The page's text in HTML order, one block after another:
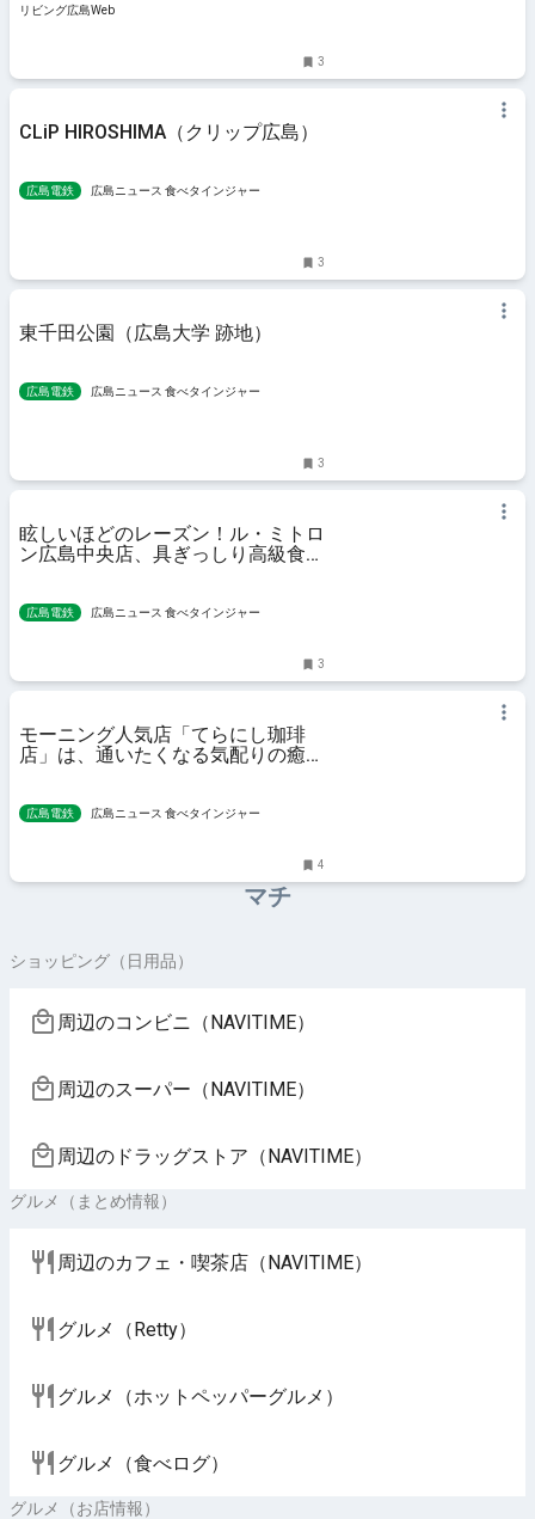
リビング広島Web
3
CLiP HIROSHIMA（クリップ広島）
広島電鉄 広島ニュース 食べタインジャー
3
東千田公園（広島大学 跡地）
広島電鉄 広島ニュース 食べタインジャー
3
眩しいほどのレーズン！ル・ミトロ
ン広島中央店、具ぎっしり高級食パ
広島電鉄 広島ニュース 食べタインジャー
3
モーニング人気店「てらにし珈琲
店」は、通いたくなる気配りの癒し
広島電鉄 広島ニュース 食べタインジャー
4
マチ
ショッピング（日用品）
周辺のコンビニ（NAVITIME）
周辺のスーパー（NAVITIME）
周辺のドラッグストア（NAVITIME）
グルメ（まとめ情報）
周辺のカフェ・喫茶店（NAVITIME）
グルメ（Retty）
グルメ（ホットペッパーグルメ）
グルメ（食べログ）
グルメ（お店情報）